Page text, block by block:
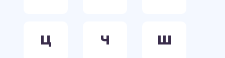
Ц Ч Ш